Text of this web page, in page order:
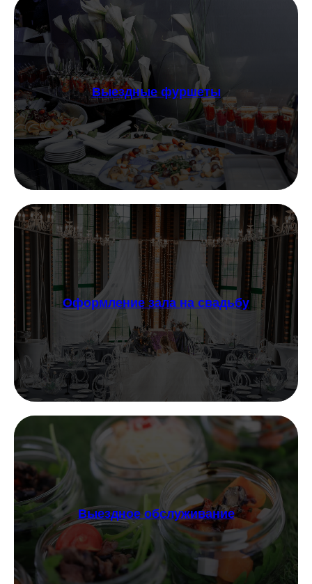
Выездные фуршеты
Оформление зала на свадьбу
Выездное обслуживание